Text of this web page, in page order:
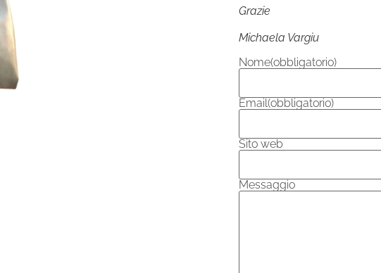
Grazie
Michaela Vargiu
Nome(obbligatorio)
Email(obbligatorio)
Sito web
Messaggio